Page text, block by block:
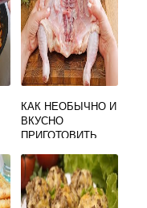
КАК НЕОБЫЧНО И
ВКУСНО
ПРИГОТОВИТЬ